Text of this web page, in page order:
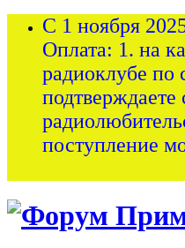
С 1 ноября
Оплата: 1. на
радиоклубе по
поступление